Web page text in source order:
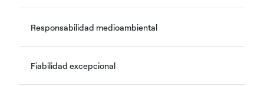
Responsabilidad medioambiental
Fiabilidad excepcional